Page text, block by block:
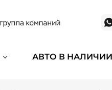
АВТО В НАЛИЧИИ